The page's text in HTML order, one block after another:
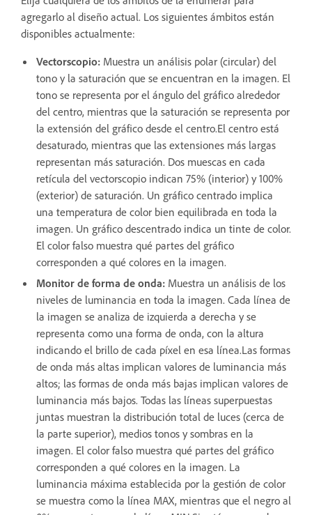
agregarlo al diseño actual. Los siguientes ámbitos están
disponibles actualmente:
Vectorscopio: Muestra un análisis polar (circular) del
tono y la saturación que se encuentran en la imagen. El
tono se representa por el ángulo del gráfico alrededor
del centro, mientras que la saturación se representa por
la extensión del gráfico desde el centro.El centro está
desaturado, mientras que las extensiones más largas
representan más saturación. Dos muescas en cada
retícula del vectorscopio indican 75% (interior) y 100%
(exterior) de saturación. Un gráfico centrado implica
una temperatura de color bien equilibrada en toda la
imagen. Un gráfico descentrado indica un tinte de color.
El color falso muestra qué partes del gráfico
corresponden a qué colores en la imagen.
Monitor de forma de onda: Muestra un análisis de los
niveles de luminancia en toda la imagen. Cada línea de
la imagen se analiza de izquierda a derecha y se
representa como una forma de onda, con la altura
indicando el brillo de cada píxel en esa línea.Las formas
de onda más altas implican valores de luminancia más
altos; las formas de onda más bajas implican valores de
luminancia más bajos. Todas las líneas superpuestas
juntas muestran la distribución total de luces (cerca de
la parte superior), medios tonos y sombras en la
imagen. El color falso muestra qué partes del gráfico
corresponden a qué colores en la imagen. La
luminancia máxima establecida por la gestión de color
se muestra como la línea MAX, mientras que el negro al